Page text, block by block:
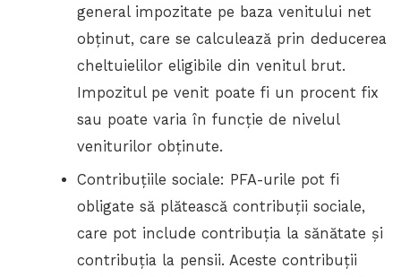
general impozitate pe baza venitului net
obținut, care se calculează prin deducerea
cheltuielilor eligibile din venitul brut.
Impozitul pe venit poate fi un procent fix
sau poate varia în funcție de nivelul
veniturilor obținute.
Contribuțiile sociale: PFA-urile pot fi
obligate să plătească contribuții sociale,
care pot include contribuția la sănătate și
contribuția la pensii. Aceste contribuții